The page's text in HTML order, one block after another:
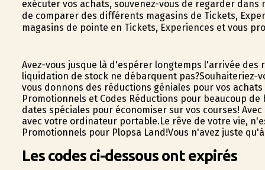
exécuter vos achats, souvenez-vous de regarder
de comparer des différents magasins de Tickets,
magasins de pointe en Tickets, Experiences et vous
Avez-vous jusque là d'espérer longtemps l'arrivée
liquidation de stock ne débarquent pas?Souhaiteriez-
vous donnons des réductions géniales pour vos
Promotionnels et Codes Réductions pour beaucoup
dates spéciales pour économiser sur vos courses!
avec votre ordinateur portable.Le rêve de votre vie,
Promotionnels pour Plopsa Land!Vous n'avez juste
Les codes ci-dessous ont expirés